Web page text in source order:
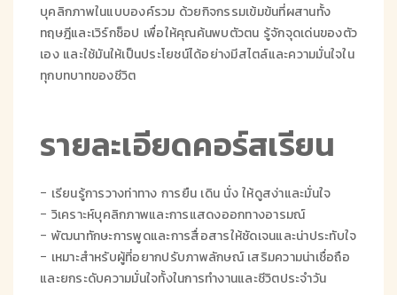
บุคลิกภาพในแบบองค์รวม ด้วยกิจกรรมเข้มข้นที่ผสานทั้ง
ทฤษฎีและเวิร์กช็อป เพื่อให้คุณค้นพบตัวตน รู้จักจุดเด่นของตัว
เอง และใช้มันให้เป็นประโยชน์ได้อย่างมีสไตล์และความมั่นใจใน
ทุกบทบาทของชีวิต
รายละเอียดคอร์สเรียน
- เรียนรู้การวางท่าทาง การยืน เดิน นั่ง ให้ดูสง่าและมั่นใจ
- วิเคราะห์บุคลิกภาพและการแสดงออกทางอารมณ์
- พัฒนาทักษะการพูดและการสื่อสารให้ชัดเจนและน่าประทับใจ
- เหมาะสำหรับผู้ที่อยากปรับภาพลักษณ์ เสริมความน่าเชื่อถือ
และยกระดับความมั่นใจทั้งในการทำงานและชีวิตประจำวัน